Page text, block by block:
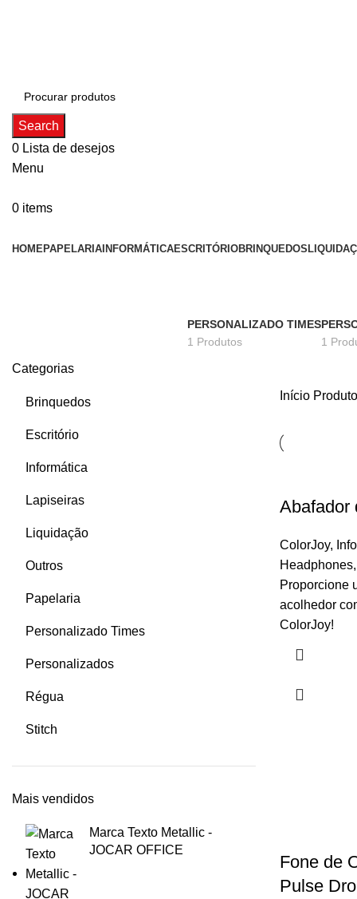
Search
0 Lista de desejos
Menu
0 items
HOMEPAPELARIA INFORMÁTICAESCRITÓRIOBRINQUEDOS
PERSONALIZADO TIMES
1 Produtos
1
Categorias
Brinquedos
Escritório
Informática
Lapiseiras
Liquidação
Outros
Papelaria
Personalizado Times
Personalizados
Régua
Stitch
Mais vendidos
Marca Texto Metallic -
JOCAR OFFICE
Início
Abafador
ColorJoy,
Headphones
Proporcione
acolhedor
ColorJoy!
Fone de
Pulse